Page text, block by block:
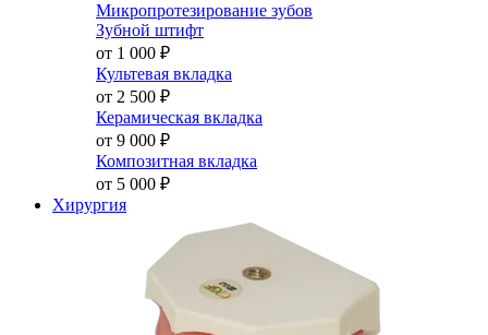
Микропротезирование зубов
Зубной штифт
от 1 000 ₽
Культевая вкладка
от 2 500 ₽
Керамическая вкладка
от 9 000 ₽
Композитная вкладка
от 5 000 ₽
Хирургия